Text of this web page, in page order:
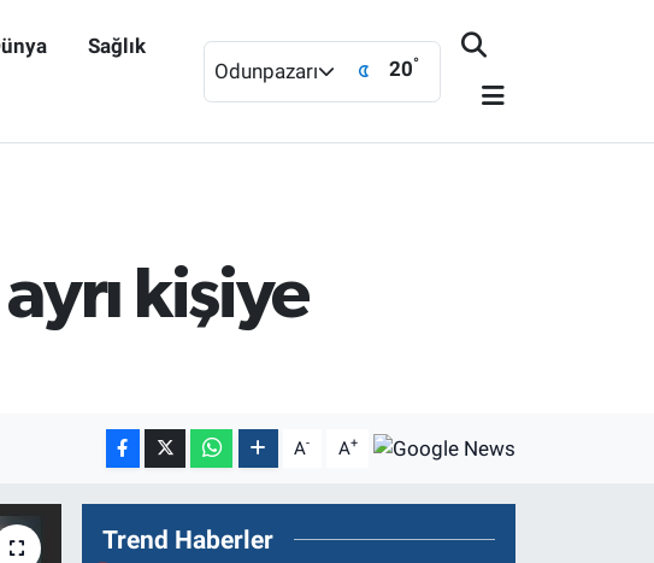
Sağlık
Odunpazarı 20°
kişiye
A- A+
Trend Haberler